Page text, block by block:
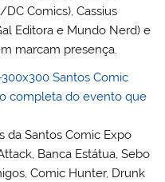
Comics), Cassius
Editora e Mundo Nerd) e
marcam presença.
da Santos Comic Expo
Banca Estátua, Sebo
Comic Hunter, Drunk